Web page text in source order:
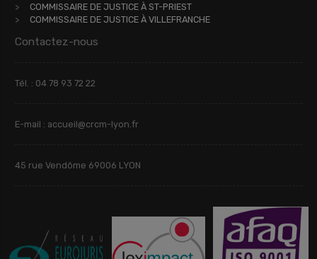
COMMISSAIRE DE JUSTICE À ST-PRIEST
COMMISSAIRE DE JUSTICE À VILLEFRANCHE
Contactez-nous
Tél. : 04 78 93 72 22
E-mail : accueil@crcm-lyon.fr
45 rue Vendôme 69006 LYON